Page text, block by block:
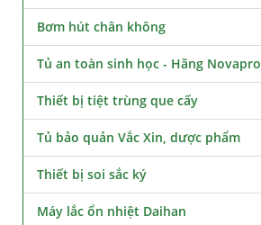
Bơm hút chân không
Tủ an toàn sinh học - Hãng Novapro
Thiết bị tiệt trùng que cấy
Tủ bảo quản Vắc Xin, dược phẩm
Thiết bị soi sắc ký
Máy lắc ổn nhiệt Daihan